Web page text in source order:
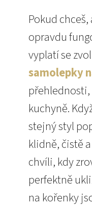
Pokud
opravdu
vyplatí se
samolepky
kuchyně.
stejný styl
klidně, čistě
chvíli, kdy
perfektně
na kořenky